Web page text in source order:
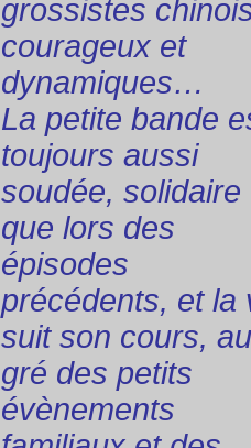
grossistes
courageux et
dynamiques…
La petite bande
toujours aussi
soudée, solidaire
que lors des
épisodes
précédents, et la
suit son cours, au
gré des petits
évènements